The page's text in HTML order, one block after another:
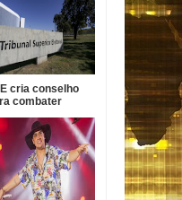
cria conselho
combater
de IA